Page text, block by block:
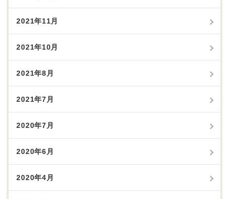
2021年11月
2021年10月
2021年8月
2021年7月
2020年7月
2020年6月
2020年4月